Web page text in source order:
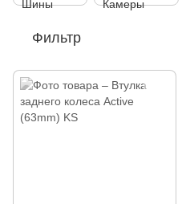
Фильтр